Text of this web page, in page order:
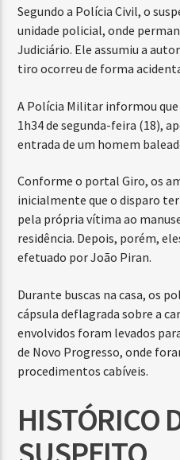
Segundo a Polícia Civil, o
unidade policial, onde
Judiciário. Ele assumiu a
tiro ocorreu de forma
A Polícia Militar informou
1h34 de segunda-feira (18),
entrada de um homem
Conforme o portal Giro, os
inicialmente que o disparo
pela própria vítima ao
residência. Depois, porém,
efetuado por João Piran.
Durante buscas na casa, os
cápsula deflagrada sobre a
envolvidos foram levados
de Novo Progresso, onde
procedimentos cabíveis.
HISTÓRICO